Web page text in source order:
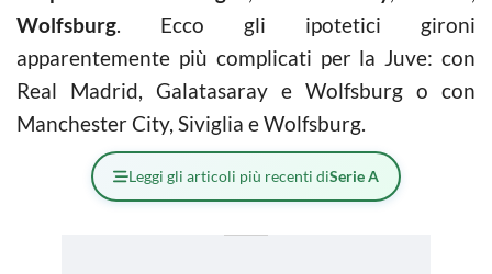
Wolfsburg. Ecco gli ipotetici gironi
apparentemente più complicati per la Juve: con
Real Madrid, Galatasaray e Wolfsburg o con
Manchester City, Siviglia e Wolfsburg.
Leggi gli articoli più recenti diSerie A